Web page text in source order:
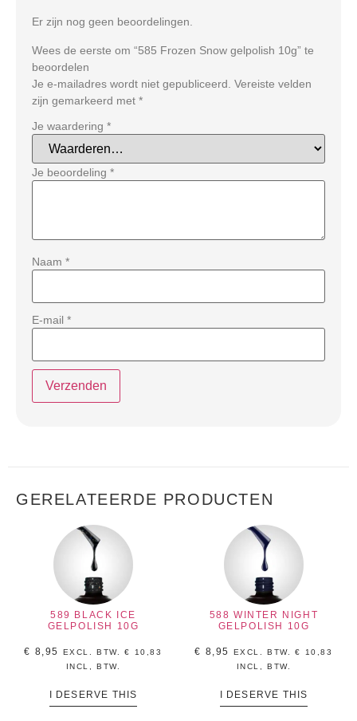
Er zijn nog geen beoordelingen.
Wees de eerste om “585 Frozen Snow gelpolish 10g” te
beoordelen
Je e-mailadres wordt niet gepubliceerd. Vereiste velden
zijn gemarkeerd met *
Je waardering *
Je beoordeling *
Naam *
E-mail *
GERELATEERDE PRODUCTEN
589 BLACK ICE
GELPOLISH 10G
€ 8,95 EXCL. BTW.€
10,83
INCL, BTW.
I DESERVE THIS
588 WINTER NIGHT
GELPOLISH 10G
€ 8,95 EXCL. BTW.€
10,83
INCL, BTW.
I DESERVE THIS